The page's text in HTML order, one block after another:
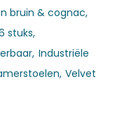
bruin & cognac,
stuks,
, Industriële
,Velvet